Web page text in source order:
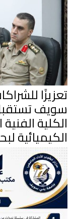
تعزيزًا
سويف
الكلية
الكيميائية